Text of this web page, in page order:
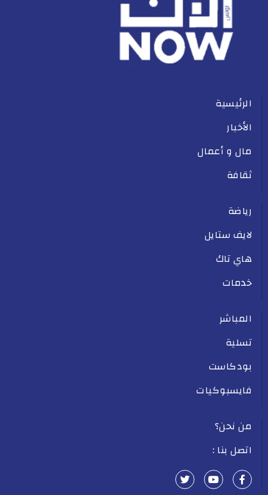
الرئيسية
الأخبار
مال و أعمال
ثقافة
رياضة
لايف ستايل
هاي تاك
خدمات
المباشر
تسلية
بودكاست
فايسبوكيات
من نحن؟
اتصل بنا :